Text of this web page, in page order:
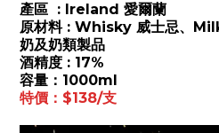
產區 : Ireland 愛爾蘭
原材料 : Whisky 威士忌、
奶及奶類製品
酒精度 : 17%
容量：1000ml
特價：$138/支